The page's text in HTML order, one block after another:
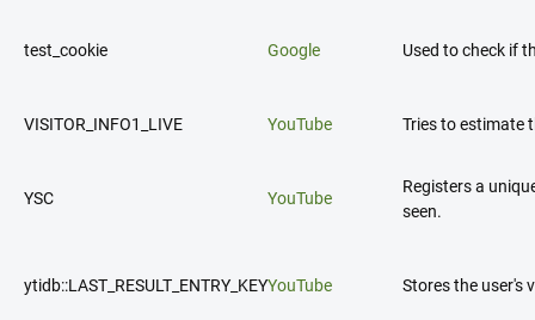
test_cookie Google Used to check if
VISITOR_INFO1_LIVE YouTube Tries to estimate
YSC YouTube
Registers a
seen.
ytidb::LAST_RESULT_ENTRY_KEYYouTube Stores the user's